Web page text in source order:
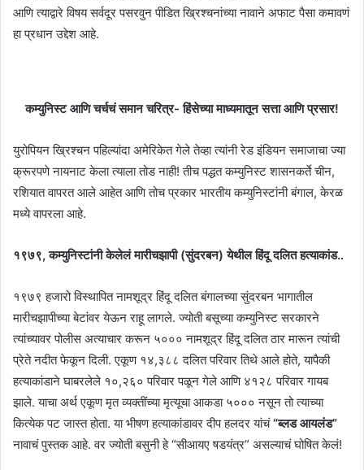
आणि त्याद्वारे विषय सर्वदूर पसरवुन पीडित ख्रिश्चनांच्या नावाने अफाट पैसा कमावणं
हा प्रधान उद्देश आहे.
कम्युनिस्ट आणि चर्चचं समान चरित्र- हिंसेच्या माध्यमातून सत्ता आणि प्रसार!
युरोपियन ख्रिश्चन पहिल्यांदा अमेरिकेत गेले तेव्हा त्यांनी रेड इंडियन समाजाचा ज्या
क्रूरपणे नायनाट केला त्याला तोड नाही! तीच पद्धत कम्युनिस्ट शासनकर्ते चीन,
रशियात वापरत आले आहेत आणि तोच प्रकार भारतीय कम्युनिस्टांनी बंगाल, केरळ
मध्ये वापरला आहे.
१९७९, कम्युनिस्टांनी केलेलं मारीचझापी (सुंदरबन) येथील हिंदू दलित हत्याकांड..
१९७९ हजारो विस्थापित नामशूद्र हिंदू दलित बंगालच्या सुंदरबन भागातील
मारीचझापीच्या बेटांवर येऊन राहू लागले. ज्योती बसूच्या कम्युनिस्ट सरकारने
त्यांच्यावर पोलीस अत्याचार करून ५००० नामशूद्र हिंदू दलित ठार मारून त्यांची
प्रेते नदीत फेकून दिली. एकूण १४,३८८ दलित परिवार तिथे आले होते, यापैकी
हत्याकांडाने घाबरलेले १०,२६० परिवार पळून गेले आणि ४१२८ परिवार गायब
झाले. याचा अर्थ एकूण मृत व्यक्तींच्या मृत्यूचा आकडा ५००० नसून तो त्याच्या
कित्येक पट जास्त होता. या भीषण हत्याकांडावर दीप हलदर यांचं“ब्लड आयलंड”
नावाचं पुस्तक आहे. वर ज्योती बसुनी हे “सीआयए षडयंत्र” असल्याचं घोषित केलं!